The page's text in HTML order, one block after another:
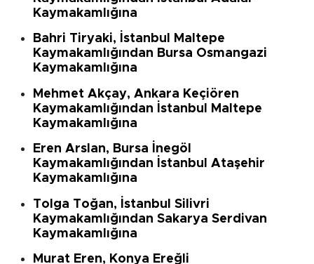
Kaymakamlığına
Bahri Tiryaki, İstanbul Maltepe
Kaymakamlığından Bursa Osmangazi
Kaymakamlığına
Mehmet Akçay, Ankara Keçiören
Kaymakamlığından
İstanbul Maltepe
Kaymakamlığına
Eren Arslan, Bursa İnegöl
Kaymakamlığından
İstanbul Ataşehir
Kaymakamlığına
Tolga Toğan, İstanbul Silivri
Kaymakamlığından Sakarya Serdivan
Kaymakamlığına
Murat Eren, Konya Ereğli